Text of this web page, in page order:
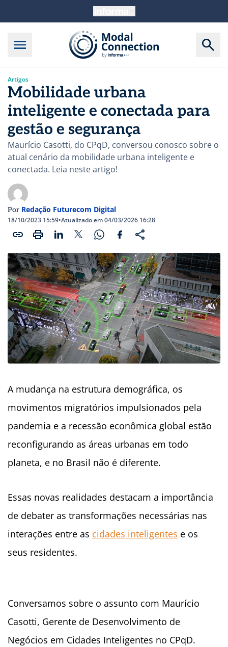
Artigos
Mobilidade urbana
inteligente e conectada para
gestão e segurança
Maurício Casotti, do CPqD, conversou conosco sobre o
atual cenário da mobilidade urbana inteligente e
conectada. Leia neste artigo!
Por Redação Futurecom Digital
18/10/2023 15:59•Atualizado em 04/03/2026 16:28
A mudança na estrutura demográfica, os
movimentos migratórios impulsionados pela
pandemia e a recessão econômica global estão
reconfigurando as áreas urbanas em todo
planeta, e no Brasil não é diferente.
Essas novas realidades destacam a importância
de debater as transformações necessárias nas
interações entre as cidades inteligentes e os
seus residentes.
Conversamos sobre o assunto com Maurício
Casotti, Gerente de Desenvolvimento de
Negócios em Cidades Inteligentes no CPqD.